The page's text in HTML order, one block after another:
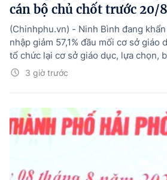
cán bộ chủ chốt trước 20/8
3 giờ trước
(Chinhphu.vn) - Ninh Bình đang
nhập giảm 57,1% đầu mối cơ sở giáo
tổ chức lại cơ sở giáo dục, lựa chọn,